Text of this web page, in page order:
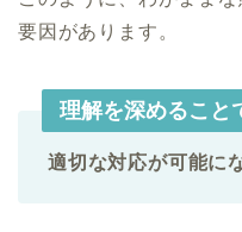
要因があります。
理解を深めること
適切な対応が可能に